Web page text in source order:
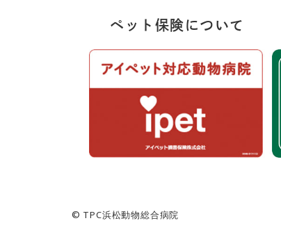
ペット保険について
© TPC浜松動物総合病院